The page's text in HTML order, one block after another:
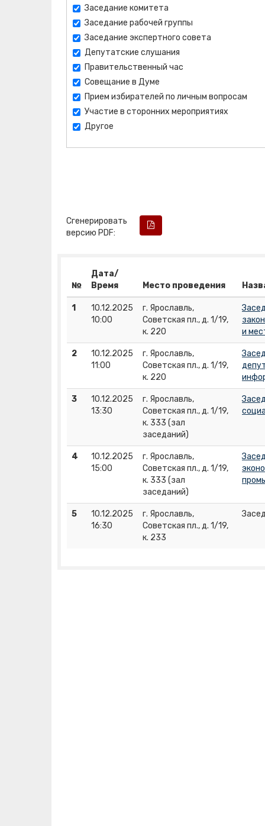
Заседание комитета
Заседание рабочей группы
Заседание экспертного совета
Депутатские слушания
Правительственный час
Совещание в Думе
Прием избирателей по личным вопросам
Участие в сторонних мероприятиях
Другое
Сгенерировать
версию PDF:
№
Дата/
Время
Место проведения
1
10.12.2025
10:00
г. Ярославль,
Советская пл., д. 1/19,
к. 220
и
2
10.12.2025
11:00
г. Ярославль,
Советская пл., д. 1/19,
к. 220
3
10.12.2025
13:30
г. Ярославль,
Советская пл., д. 1/19,
к. 333 (зал
заседаний)
4
10.12.2025
15:00
г. Ярославль,
Советская пл., д. 1/19,
к. 333 (зал
заседаний)
5
10.12.2025
16:30
г. Ярославль,
Советская пл., д. 1/19,
к. 233